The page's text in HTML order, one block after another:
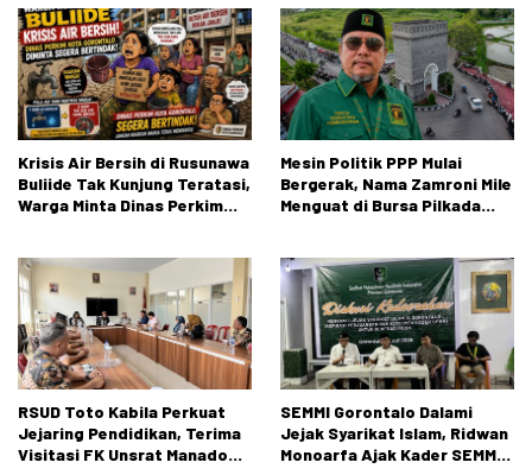
Negeri 1 Kabila
Krisis Air Bersih di Rusunawa
Buliide Tak Kunjung Teratasi,
Warga Minta Dinas Perkim
Mesin Politik PPP Mulai
Bergerak, Nama Zamroni Mile
Menguat di Bursa Pilkada
RSUD Toto Kabila Perkuat
Jejaring Pendidikan, Terima
Visitasi FK Unsrat Manado
SEMMI Gorontalo Dalami
Jejak Syarikat Islam, Ridwan
Monoarfa Ajak Kader SEMMI